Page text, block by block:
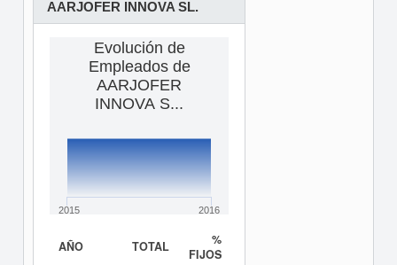
AARJOFER INNOVA SL.
Evolución de
Empleados de
AARJOFER
INNOVA S...
2015 2016
AÑO TOTAL
%
FIJOS